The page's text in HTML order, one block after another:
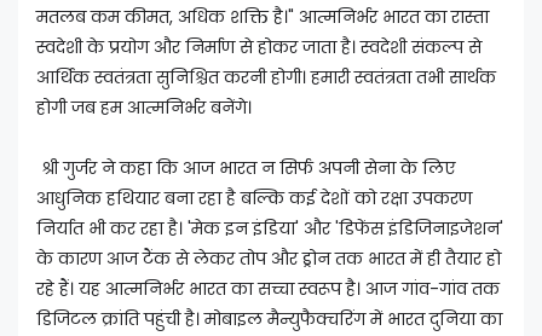
मतलब कम कीमत, अधिक शक्ति है।" आत्मनिर्भर भारत का रास्ता
स्वदेशी के प्रयोग और निर्माण से होकर जाता है। स्वदेशी संकल्प से
आर्थिक स्वतंत्रता सुनिश्चित करनी होगी। हमारी स्वतंत्रता तभी सार्थक
होगी जब हम आत्मनिर्भर बनेंगे।
श्री गुर्जर ने कहा कि आज भारत न सिर्फ अपनी सेना के लिए
आधुनिक हथियार बना रहा है बल्कि कई देशों को रक्षा उपकरण
निर्यात भी कर रहा है। 'मेक इन इंडिया' और 'डिफेंस इंडिजिनाइजेशन'
के कारण आज टैंक से लेकर तोप और ड्रोन तक भारत में ही तैयार हो
रहे हैं। यह आत्मनिर्भर भारत का सच्चा स्वरूप है। आज गांव-गांव तक
डिजिटल क्रांति पहुंची है। मोबाइल मैन्युफैक्चरिंग में भारत दुनिया का